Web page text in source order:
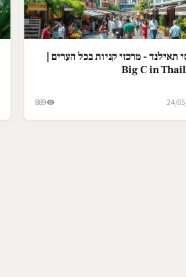
תאילנד - מרכזי קניות בכל הערים |
Big C in
24/
889